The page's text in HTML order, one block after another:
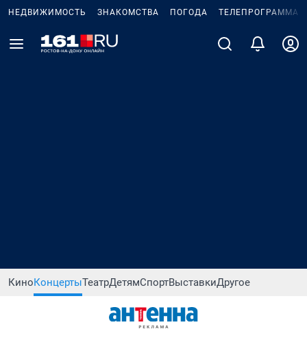
НЕДВИЖИМОСТЬ ЗНАКОМСТВА ПОГОДА ТЕЛЕПРОГРАММА
КиноКонцертыТеатрДетямСпортВыставкиДругое